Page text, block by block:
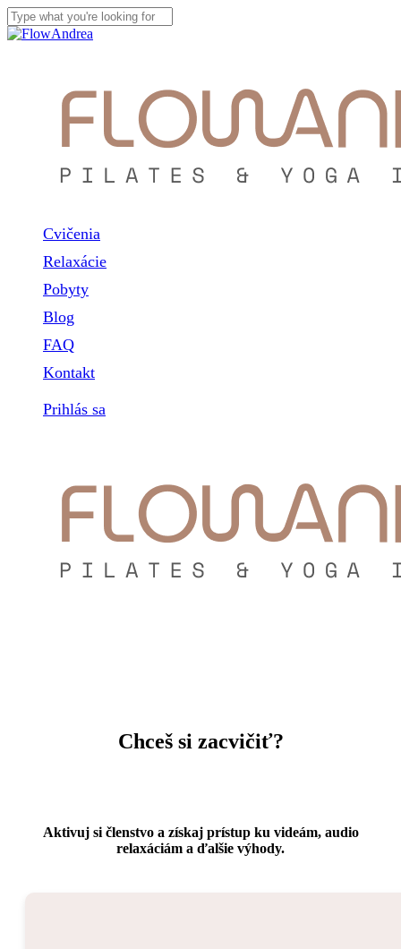
Skip
to
Close
Cvičenia
Relaxácie
Pobyty
Blog
FAQ
Kontakt
facebook
instagram
Prihlás sa
Chceš si zacvičiť?
Aktivuj si členstvo a získaj prístup ku videám, audio
relaxáciám a ďalšie výhody.